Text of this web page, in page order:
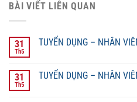
BÀI VIẾT LIÊN QUAN
31
Th5
TUYỂN DỤNG – NHÂN
31
Th5
TUYỂN DỤNG – NHÂN